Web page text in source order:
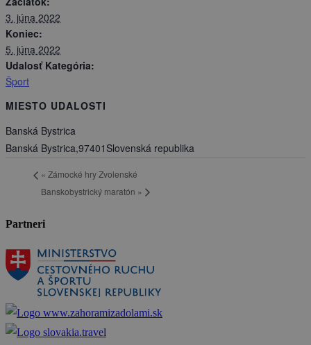
3. júna 2022
Koniec:
5. júna 2022
Udalosť Kategória:
Šport
MIESTO UDALOSTI
Banská Bystrica
Banská Bystrica,97401 Slovenská republika
« Zámocké hry Zvolenské
Banskobystrický maratón »
Partneri